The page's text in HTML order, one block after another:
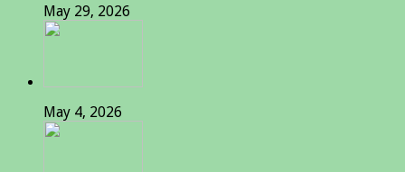
May 29, 2026
May 4, 2026